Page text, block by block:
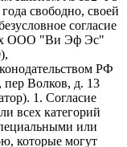
свободно, своей
согласие
ООО "Ви Эф Эс"
РФ
пер Волков, д. 13
1. Согласие
всех категорий
или
которые могут